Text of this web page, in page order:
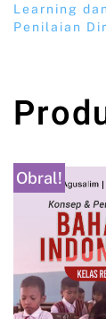
Learning dan
Penilaian
Obral!